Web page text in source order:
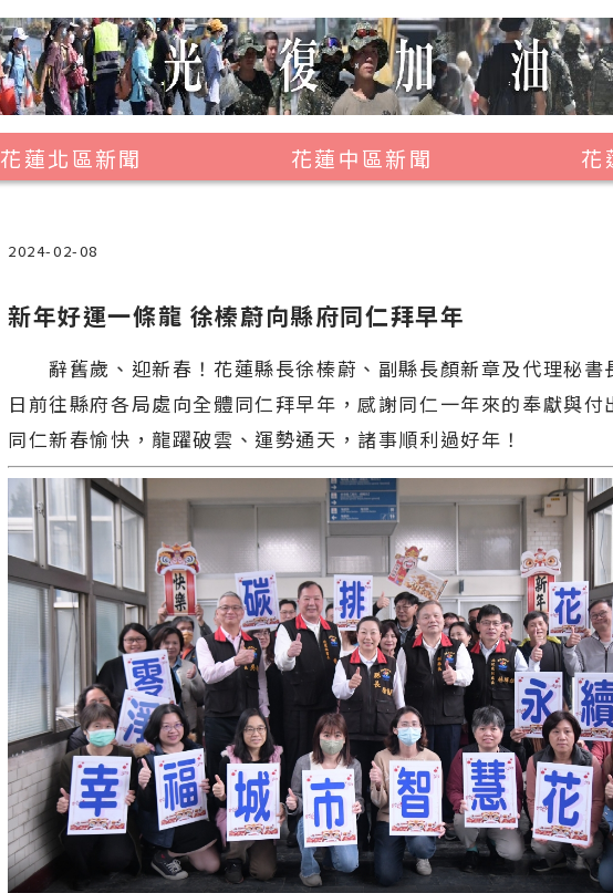
花蓮北區新聞
吉安鄉
秀林鄉
花蓮中區新聞
光復鄉
豐濱鄉
花
2024-02-08
新年好運一條龍 徐榛蔚向縣府同仁拜早年
辭舊歲、迎新春！花蓮縣長徐榛蔚、副縣長顏新章及代理秘書
日前往縣府各局處向全體同仁拜早年，感謝同仁一年來的奉獻與付
同仁新春愉快，龍躍破雲、運勢通天，諸事順利過好年！